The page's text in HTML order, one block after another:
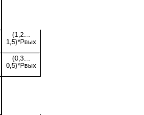
(1,2…
1,5)*Рвых
(0,3…
0,5)*Рвых